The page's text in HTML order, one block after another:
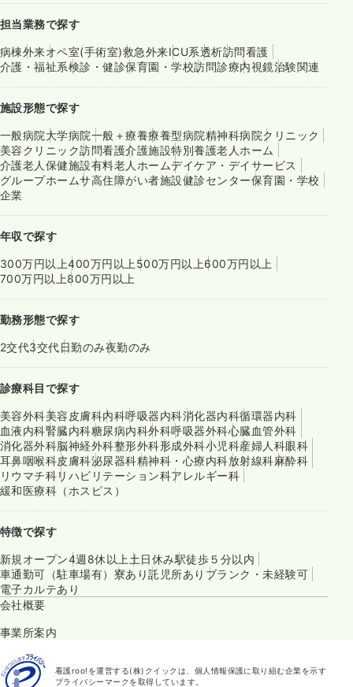
担当業務で探す
病棟外来オペ室(手術室)救急外来ICU系透析訪問看護
介護・福祉系検診・健診保育園・学校訪問診療内視鏡治験関連
施設形態で探す
一般病院大学病院一般＋療養療養型病院精神科病院クリニック
美容クリニック訪問看護介護施設特別養護老人ホーム
介護老人保健施設有料老人ホームデイケア・デイサービス
グループホームサ高住障がい者施設健診センター保育園・学校
企業
年収で探す
300万円以上400万円以上 500万円以上600万円以上
700万円以上800万円以上
勤務形態で探す
2交代3交代日勤のみ夜勤のみ
診療科目で探す
美容外科美容皮膚科内科呼吸器内科消化器内科循環器内科
血液内科腎臓内科糖尿病内科外科呼吸器外科心臓血管外科
消化器外科脳神経外科整形外科形成外科小児科産婦人科眼科
耳鼻咽喉科皮膚科泌尿器科精神科・心療内科放射線科麻酔科
リウマチ科リハビリテーション科アレルギー科
緩和医療科（ホスピス）
特徴で探す
新規オープン4週8休以上 土日休み駅徒歩５分以内
車通勤可（駐車場有） 寮あり託児所あり ブランク・未経験可
電子カルテあり
会社概要
事業所案内
看護roo!を運営する(株)クイックは、個人情報保護に取り組む企業を示す
プライバシーマークを取得しています。